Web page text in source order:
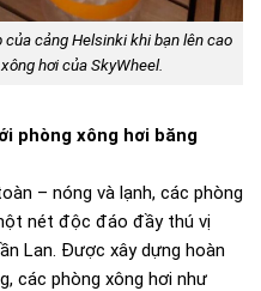
cảng Helsinki khi bạn lên cao
hơi của SkyWheel.
phòng xông hơi băng
– nóng và lạnh, các phòng
nét độc đáo đầy thú vị
Lan. Được xây dựng hoàn
các phòng xông hơi như